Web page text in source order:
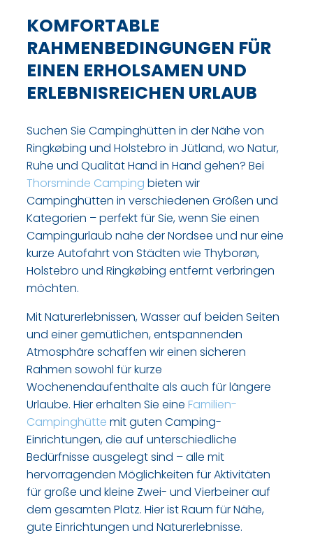
KOMFORTABLE
RAHMENBEDINGUNGEN FÜR
EINEN ERHOLSAMEN UND
ERLEBNISREICHEN URLAUB
Suchen Sie Campinghütten in der Nähe von
Ringkøbing und Holstebro in Jütland, wo Natur,
Ruhe und Qualität Hand in Hand gehen? Bei
Thorsminde Camping bieten wir
Campinghütten in verschiedenen Größen und
Kategorien – perfekt für Sie, wenn Sie einen
Campingurlaub nahe der Nordsee und nur eine
kurze Autofahrt von Städten wie Thyborøn,
Holstebro und Ringkøbing entfernt verbringen
möchten.
Mit Naturerlebnissen, Wasser auf beiden Seiten
und einer gemütlichen, entspannenden
Atmosphäre schaffen wir einen sicheren
Rahmen sowohl für kurze
Wochenendaufenthalte als auch für längere
Urlaube. Hier erhalten Sie eine Familien-
Campinghütte mit guten Camping-
Einrichtungen, die auf unterschiedliche
Bedürfnisse ausgelegt sind – alle mit
hervorragenden Möglichkeiten für Aktivitäten
für große und kleine Zwei- und Vierbeiner auf
dem gesamten Platz. Hier ist Raum für Nähe,
gute Einrichtungen und Naturerlebnisse.